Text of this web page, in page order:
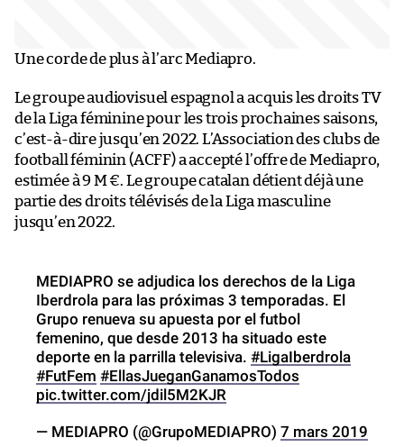
Une corde de plus à l’arc Mediapro.
Le groupe audiovisuel espagnol a acquis les droits TV
de la Liga féminine pour les trois prochaines saisons,
c’est-à-dire jusqu’en 2022. L’Association des clubs de
football féminin (ACFF) a accepté l’offre de Mediapro,
estimée à 9 M €. Le groupe catalan détient déjà une
partie des droits télévisés de la Liga masculine
jusqu’en 2022.
MEDIAPRO se adjudica los derechos de la Liga
Iberdrola para las próximas 3 temporadas. El
Grupo renueva su apuesta por el futbol
femenino, que desde 2013 ha situado este
deporte en la parrilla televisiva. #LigaIberdrola
#FutFem #EllasJueganGanamosTodos
pic.twitter.com/jdil5M2KJR
— MEDIAPRO (@GrupoMEDIAPRO) 7 mars 2019